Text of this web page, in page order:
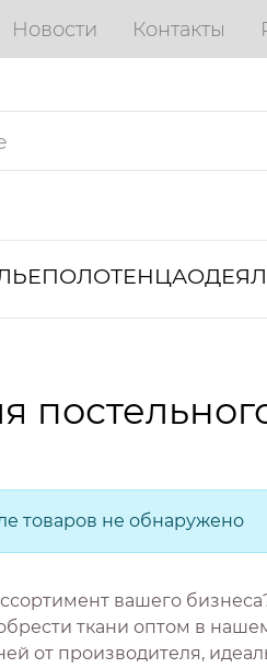
Новости Контакты
ПОЛОТЕНЦА
товаров не обнаружено
вашего
ткани оптом в
от производителя,